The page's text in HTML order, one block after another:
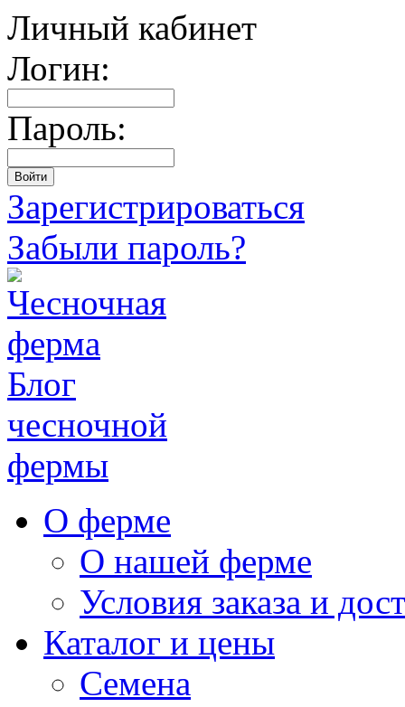
Личный кабинет
Логин:
Пароль:
Зарегистрироваться
Забыли пароль?
Блог
чесночной
фермы
О ферме
О нашей ферме
Условия заказа и
Каталог и цены
Семена